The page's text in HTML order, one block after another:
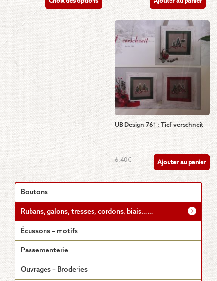
produit
a
plusieurs
variations.
Les
options
peuvent
être
choisies
sur
page
du
produit
UB Design 761 : Tief verschneit
6.40€ Ajouter au panier
Boutons
Rubans, galons, tresses, cordons, biais……
Écussons – motifs
Passementerie
Ouvrages – Broderies